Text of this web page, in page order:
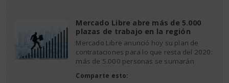
(Se
abre
en
ventana
nueva)
(Se
abre
en
ventana
nueva)
Mercado Libre abre más de 5.000
plazas de trabajo en la región
Mercado Libre anunció hoy su plan de
contrataciones para lo que resta del 2020:
más de 5.000 personas se sumarán
Comparte esto: